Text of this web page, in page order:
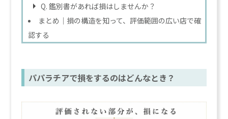
Q. 鑑別書があれば損はしませんか？
まとめ｜損の構造を知って、評価範囲の広い店で確
認する
パパラチアで損をするのはどんなとき？